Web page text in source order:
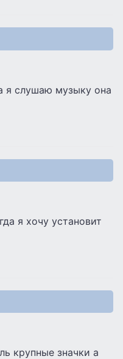
я слушаю музыку она
я хочу установит
крупные значки а